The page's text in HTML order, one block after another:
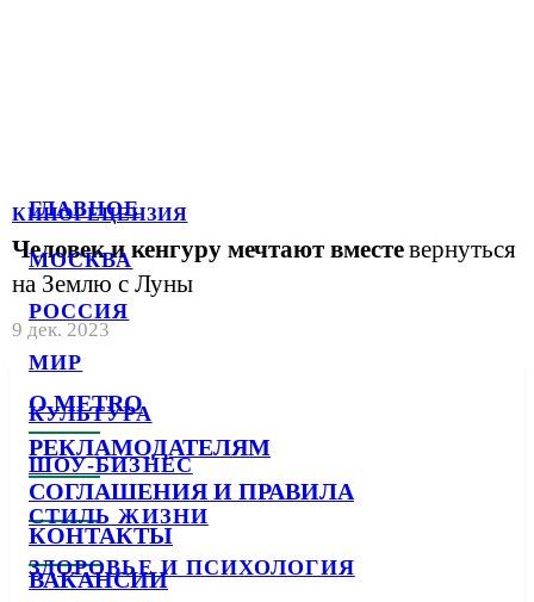
ГЛАВНОЕ
МОСКВА
РОССИЯ
МИР
КУЛЬТУРА
ШОУ-БИЗНЕС
СТИЛЬ ЖИЗНИ
ЗДОРОВЬЕ И ПСИХОЛОГИЯ
КИНОРЕЦЕНЗИЯ
Человек и кенгуру мечтают вместевернуться
на Землю с Луны
9 дек. 2023
О METRO
РЕКЛАМОДАТЕЛЯМ
СОГЛАШЕНИЯ И ПРАВИЛА
КОНТАКТЫ
ВАКАНСИИ